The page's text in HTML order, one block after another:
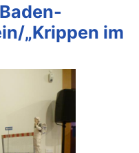
„Krippen im